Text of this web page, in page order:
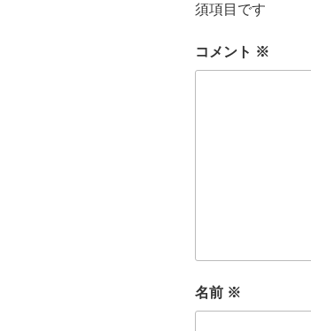
須項目です
コメント ※
名前 ※